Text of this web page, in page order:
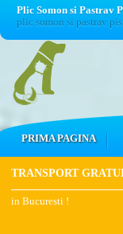
Plic Somon si Pastrav
plic somon si pastrav
PRIMA PAGINA
TRANSPORT
in Bucuresti !